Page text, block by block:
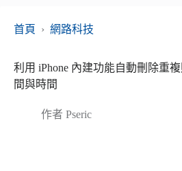
首頁
› 網路科技
利用 iPhone 內建功能自動刪除重
間與時間
作者 Pseric